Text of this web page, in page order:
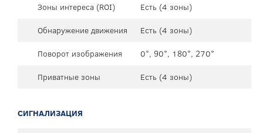
Зоны интереса (ROI)
Есть (4 зоны)
Обнаружение движения
Есть (4 зоны)
Поворот изображения
0°, 90°, 180°, 270°
Приватные зоны
Есть (4 зоны)
СИГНАЛИЗАЦИЯ